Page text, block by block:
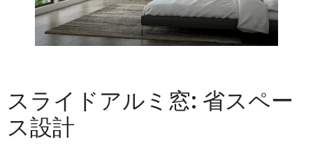
スライドアルミ窓: 省スペー
ス設計